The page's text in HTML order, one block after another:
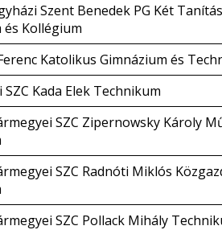
Szent Benedek PG Két
Kollégium
Katolikus Gimnázium és
SZC Kada Elek Technikum
SZC Zipernowsky Károly
SZC Radnóti Miklós
SZC Pollack Mihály